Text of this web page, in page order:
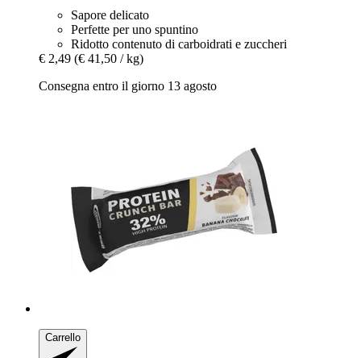
Sapore delicato
Perfette per uno spuntino
Ridotto contenuto di carboidrati e zuccheri
€ 2,49 (€ 41,50 / kg)
Consegna entro il giorno 13 agosto
Carrello